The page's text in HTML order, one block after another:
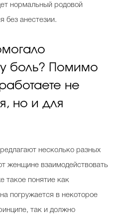
нормальный родовой
без анестезии.
боль? Помимо
не
но и для
несколько разных
женщине взаимодействовать
такое понятие как
погружается в некоторое
так и должно